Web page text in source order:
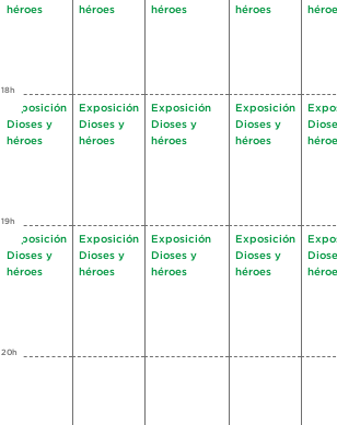
héroes
héroes
héroes
héroes
18h
Exposición
Dioses y
héroes
Exposición
Dioses y
héroes
Exposición
Dioses y
héroes
Exposición
Dioses y
héroes
19h
Exposición
Dioses y
héroes
Exposición
Dioses y
héroes
Exposición
Dioses y
héroes
Exposición
Dioses y
héroes
20h